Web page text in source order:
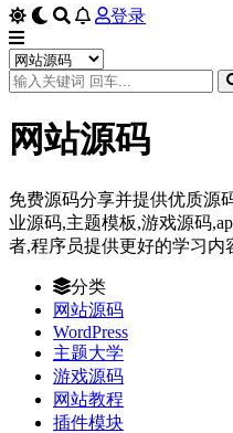
登录
网站源码
免费源码分享并提供优质源
业源码,主题模板,游戏源码
者,程序员提供更好的学习内
分类
网站源码
WordPress
主题大学
游戏源码
网站教程
插件模块